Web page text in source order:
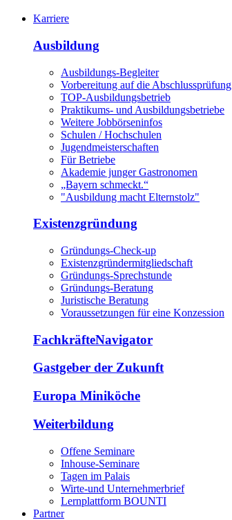
Karriere
Ausbildung
Ausbildungs-Begleiter
Vorbereitung auf die Abschlussprüfung
TOP-Ausbildungsbetrieb
Praktikums- und Ausbildungsbetriebe
Weitere Jobbörseninfos
Schulen / Hochschulen
Jugendmeisterschaften
Für Betriebe
Akademie junger Gastronomen
„Bayern schmeckt.“
"Ausbildung macht Elternstolz"
Existenzgründung
Gründungs-Check-up
Existenzgründermitgliedschaft
Gründungs-Sprechstunde
Gründungs-Beratung
Juristische Beratung
Voraussetzungen für eine Konzession
FachkräfteNavigator
Gastgeber der Zukunft
Europa Miniköche
Weiterbildung
Offene Seminare
Inhouse-Seminare
Tagen im Palais
Wirte-und Unternehmerbrief
Lernplattform BOUNTI
Partner